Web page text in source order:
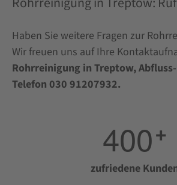
Haben Sie weitere Fragen zur
Wir freuen uns auf Ihre
Rohrreinigung in Treptow,
Telefon 030 91207932.
400+
zufriedene